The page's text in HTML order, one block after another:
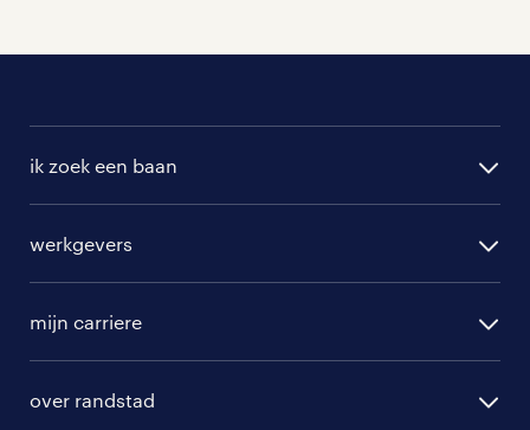
ik zoek een baan
randstad professional
werkgevers
hr-diensten
mijn carriere
over randstad